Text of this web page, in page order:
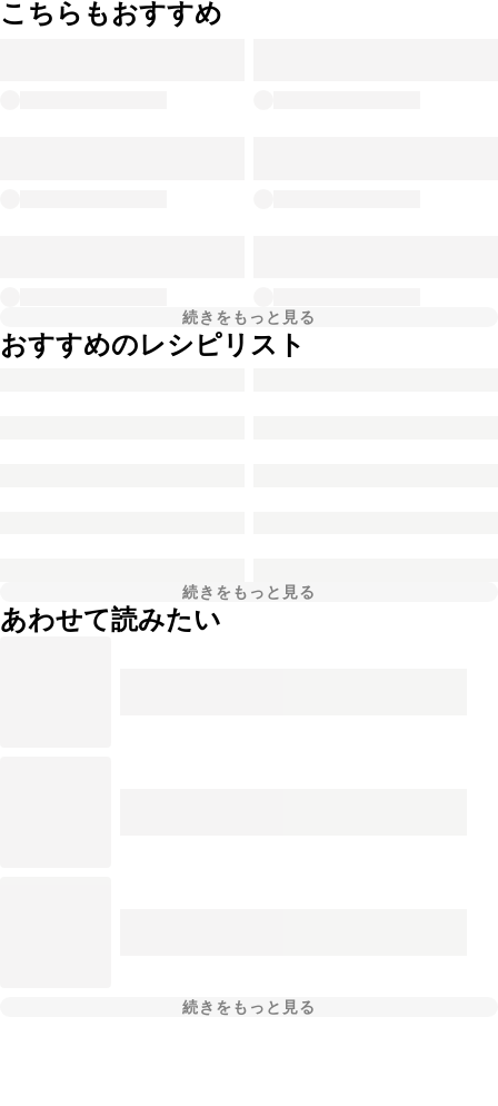
こちらもおすすめ
続きをもっと見る
おすすめのレシピリスト
続きをもっと見る
あわせて読みたい
続きをもっと見る